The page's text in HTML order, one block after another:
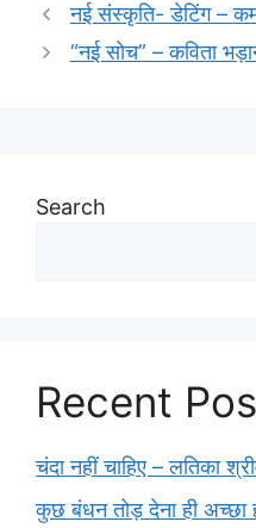
नई संस्कृति- डेटिंग –
“नई सोच” – कविता
Search
Recent
चंदा नहीं चाहिए – लतिका
कुछ बंधन तोड़ देना ही अच्छा